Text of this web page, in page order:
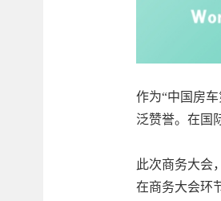
作为“中国房
泛赞誉。在国
此次商务大会
在商务大会环